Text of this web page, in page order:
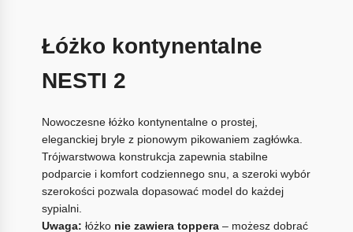
Łóżko kontynentalne
NESTI 2
Nowoczesne łóżko kontynentalne o prostej,
eleganckiej bryle z pionowym pikowaniem zagłówka.
Trójwarstwowa konstrukcja zapewnia stabilne
podparcie i komfort codziennego snu, a szeroki wybór
szerokości pozwala dopasować model do każdej
sypialni.
Uwaga: łóżko nie zawiera toppera– możesz dobrać